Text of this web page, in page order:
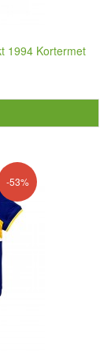
1994 Kortermet
-53%